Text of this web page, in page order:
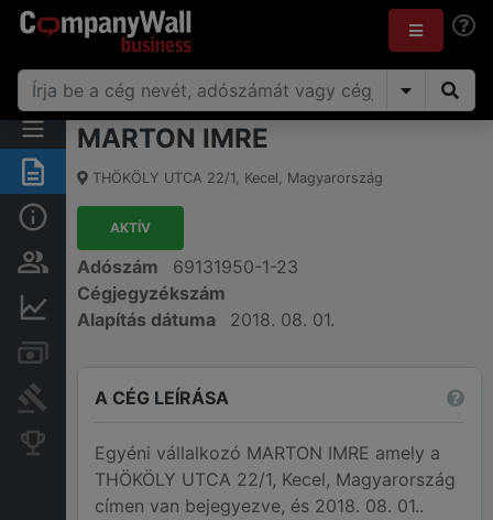
Összegzés
Alap információk
Személyek és tulajdonjog
Pénzügyi információk
Bírósági eljárások
Konkurens cégek
MARTON IMRE
THÖKÖLY UTCA 22/1, Kecel, Magyarország
AKTÍV
Adószám
69131950-1-23
Cégjegyzékszám
Alapítás dátuma
2018. 08. 01.
A CÉG LEÍRÁSA
Egyéni vállalkozó MARTON IMRE amely a
THÖKÖLY UTCA 22/1, Kecel, Magyarország
címen van bejegyezve, és 2018. 08. 01..